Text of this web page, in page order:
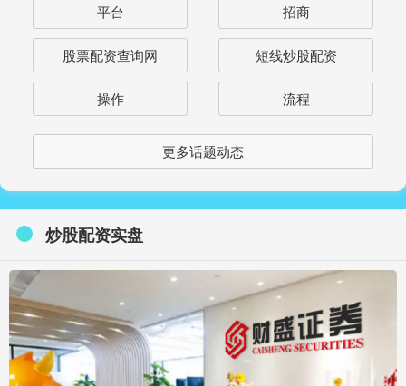
平台 招商
股票配资查询网 短线炒股配资
操作 流程
更多话题动态
炒股配资实盘